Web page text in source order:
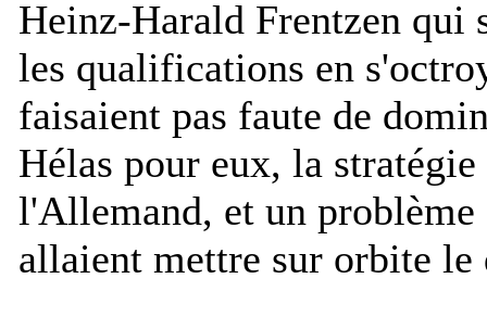
Heinz-Harald Frentzen qui
les qualifications en
faisaient pas faute de
Hélas pour eux, la
l'Allemand, et un
allaient mettre sur orbite